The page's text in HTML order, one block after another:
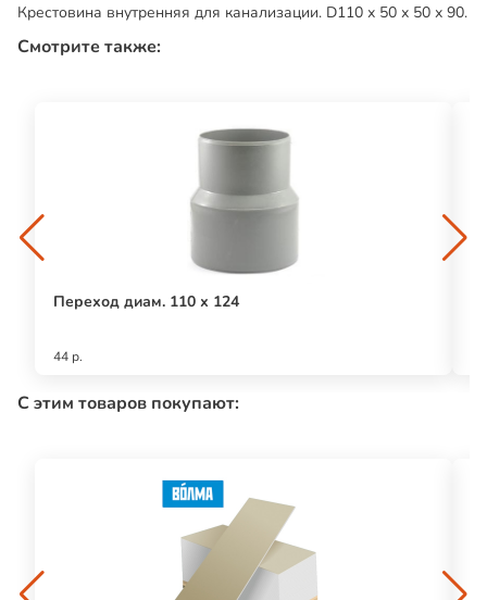
Крестовина внутренняя для канализации. D110 х 50 х 50 х 90.
Смотрите также:
Переход диам. 110 х 124
44 р.
С этим товаров покупают: